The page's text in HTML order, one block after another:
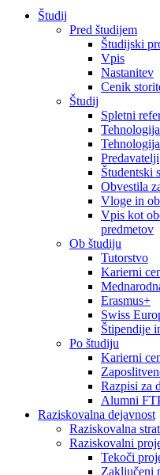
Študij
Pred študijem
Študijski
Vpis
Nastanitev
Cenik
Študij
Spletni
Predavatelji
Študentski
Obvestila
Vloge in
Vpis kot
predmetov
Ob študiju
Tutorstvo
Karierni
Erasmus+
Swiss
Štipendije
Po študiju
Karierni
Razpisi za
Alumni
Raziskovalna dejavnost
Raziskovalna
Raziskovalni
Tekoči
Zaključeni